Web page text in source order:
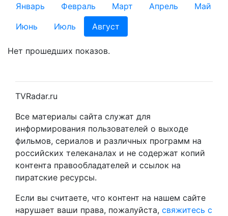
Январь Февраль Март Апрель
Май
Июнь
Июль Август
Нет прошедших показов.
TVRadar.ru
Все материалы сайта служат для
информирования пользователей о выходе
фильмов, сериалов и различных программ на
российских телеканалах и не содержат копий
контента правообладателей и ссылок на
пиратские ресурсы.
Если вы считаете, что контент на нашем сайте
нарушает ваши права, пожалуйста, свяжитесь с